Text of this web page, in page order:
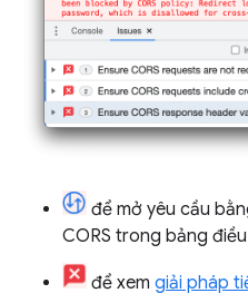
để mở yêu cầu
CORS trong bảng
để xem giải pháp